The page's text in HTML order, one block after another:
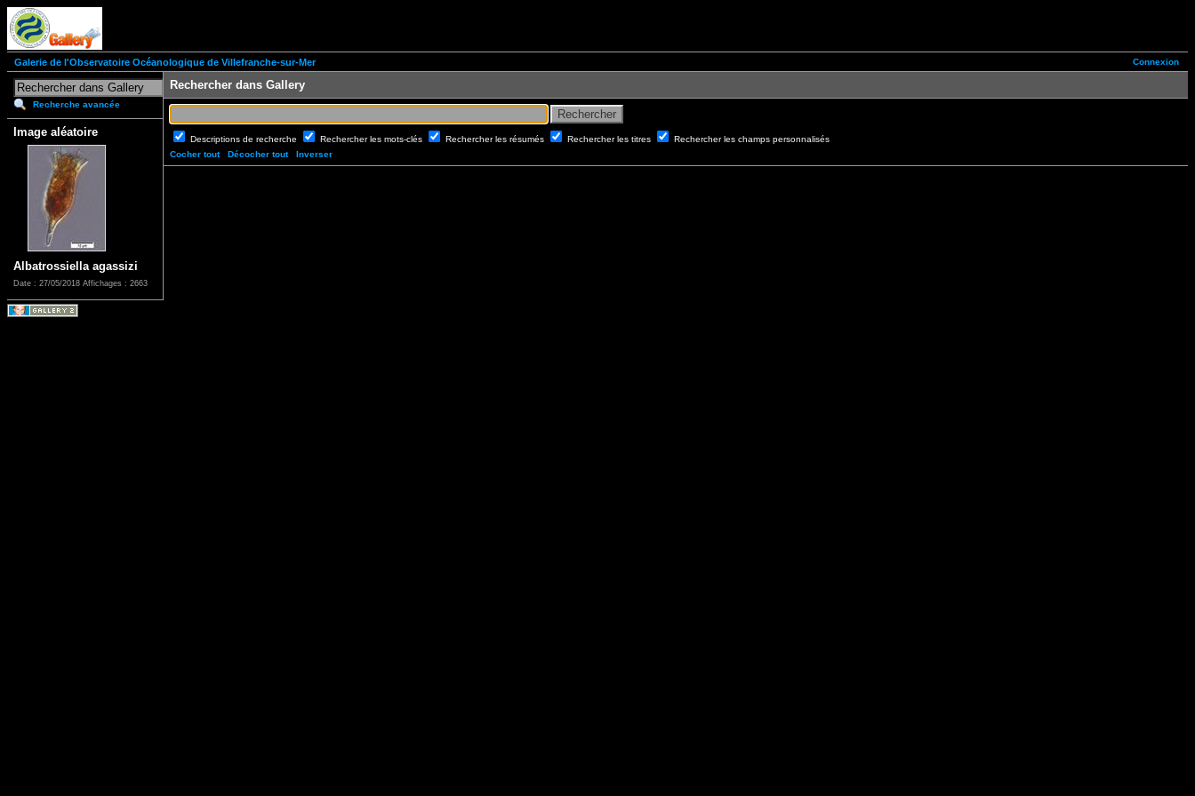
Connexion
Galerie de l'Observatoire Océanologique de Villefranche-sur-Mer
Recherche avancée
Image aléatoire
Albatrossiella agassizi
Date : 27/05/2018 Affichages : 2663
Rechercher dans Gallery
Descriptions de recherche Rechercher les mots-clés Rechercher les résumés Rechercher les titres
Rechercher les champs personnalisés
Cocher tout
Décocher tout Inverser